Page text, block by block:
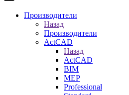
Производители
Назад
Производители
ActCAD
Назад
ActCAD
BIM
MEP
Professional